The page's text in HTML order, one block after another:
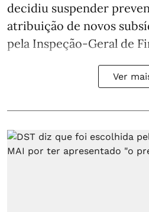
decidiu suspender
atribuição de novos
pela Inspeção-Geral de
Ver